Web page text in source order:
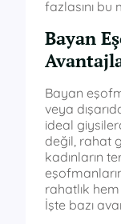
fazlasını bu
Bayan
Bayan
veya
ideal
değil, rahat
kadınların
rahatlık hem
İşte bazı